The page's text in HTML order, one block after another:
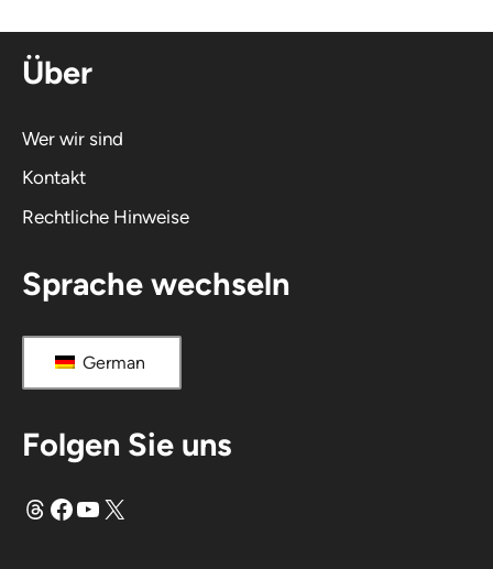
Über
Wer wir sind
Kontakt
Rechtliche Hinweise
Sprache wechseln
German
Folgen Sie uns
Fäden
Facebook
YouTube
X